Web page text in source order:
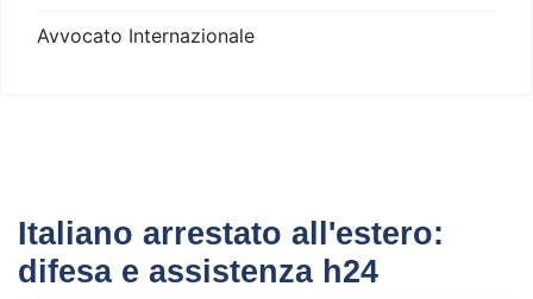
Avvocato Internazionale
Italiano arrestato all'estero:
difesa e assistenza h24